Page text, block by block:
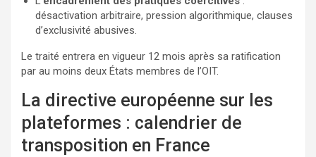
désactivation arbitraire, pression algorithmique, clauses
d’exclusivité abusives.
Le traité entrera en vigueur 12 mois après sa ratification
par au moins deux États membres de l’OIT.
La directive européenne sur les
plateformes : calendrier de
transposition en France